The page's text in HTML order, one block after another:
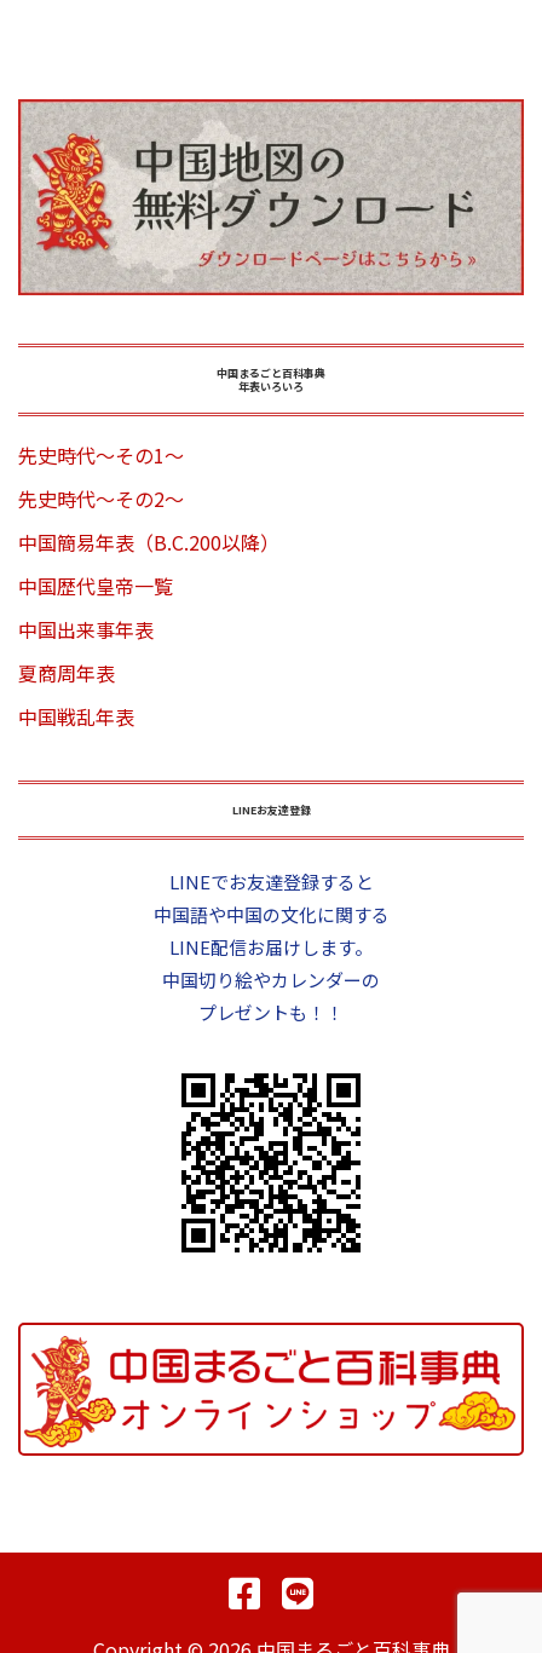
中国まるごと百科事典
年表いろいろ
先史時代～その1～
先史時代～その2～
中国簡易年表（B.C.200以降）
中国歴代皇帝一覧
中国出来事年表
夏商周年表
中国戦乱年表
LINEお友達登録
LINEでお友達登録すると
中国語や中国の文化に関する
LINE配信お届けします。
中国切り絵やカレンダーの
プレゼントも！！